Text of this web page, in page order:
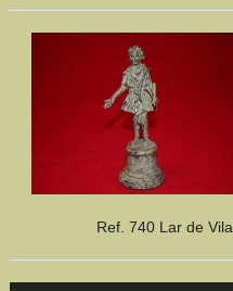
Ref. 740 Lar de